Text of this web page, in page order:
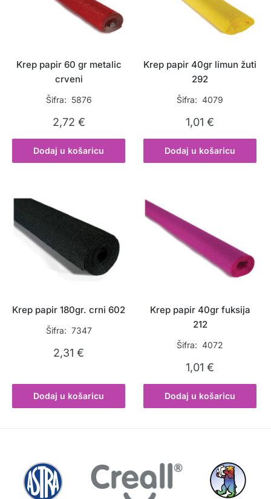
Krep papir 60 gr metalic
crveni
Šifra: 5876
2,72 €
Dodaj u košaricu
Krep papir 40gr limun žuti
292
Šifra: 4079
1,01€
Dodaj u košaricu
Krep papir 180gr. crni 602
Šifra: 7347
2,31€
Dodaj u košaricu
Krep papir 40gr fuksija
212
Šifra: 4072
1,01€
Dodaj u košaricu